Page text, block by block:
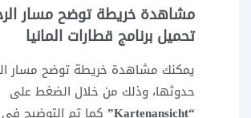
مشاهدة خريطة توضح مسار
تحميل برنامج قطارات المانيا
يمكنك مشاهدة خريطة توضح مسار
حدوثها، وذلك من خلال الضغط على
“Kartenansicht”
كما تم التوضيح